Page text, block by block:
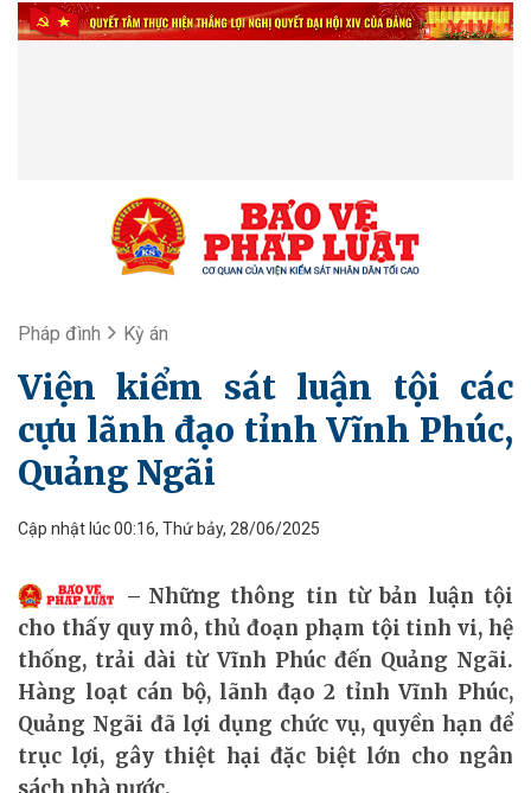
Pháp đình Kỳ án
Viện kiểm sát luận tội các
cựu lãnh đạo tỉnh Vĩnh Phúc,
Quảng Ngãi
Cập nhật lúc 00:16, Thứ bảy, 28/06/2025
Những thông tin từ bản luận tội
cho thấy quy mô, thủ đoạn phạm tội tinh vi, hệ
thống, trải dài từ Vĩnh Phúc đến Quảng Ngãi.
Hàng loạt cán bộ, lãnh đạo 2 tỉnh Vĩnh Phúc,
Quảng Ngãi đã lợi dụng chức vụ, quyền hạn để
trục lợi, gây thiệt hại đặc biệt lớn cho ngân